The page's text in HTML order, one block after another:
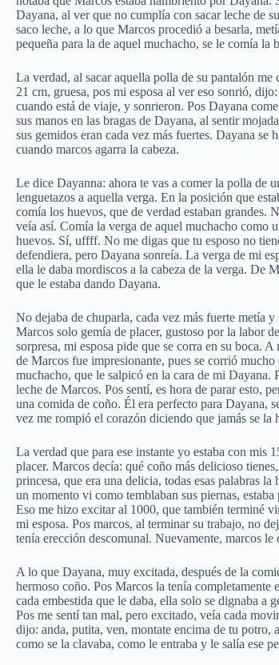
Dayana, al ver que no cumplía con sacar leche de
saco leche, a lo que Marcos procedió a besarla,
pequeña para la de aquel muchacho, se le comía la
La verdad, al sacar aquella polla de su pantalón
21 cm, gruesa, pos mi esposa al ver eso sonrió,
cuando está de viaje, y sonrieron. Pos Dayana
sus manos en las bragas de Dayana, al sentir
sus gemidos eran cada vez más fuertes. Dayana
cuando marcos agarra la cabeza.
Le dice Dayanna: ahora te vas a comer la polla de
lenguetazos a aquella verga. En la posición que
comía los huevos, que de verdad estaban grandes.
veía así. Comía la verga de aquel muchacho como
huevos. Sí, uffff. No me digas que tu esposo no
defendiera, pero Dayana sonreía. La verga de mi
ella le daba mordiscos a la cabeza de la verga. De
que le estaba dando Dayana.
No dejaba de chuparla, cada vez más fuerte metía
Marcos solo gemía de placer, gustoso por la labor
sorpresa, mi esposa pide que se corra en su boca.
de Marcos fue impresionante, pues se corrió
muchacho, que le salpicó en la cara de mi Dayana.
leche de Marcos. Pos sentí, es hora de parar esto,
una comida de coño. Él era perfecto para Dayana,
vez me rompió el corazón diciendo que jamás se la
La verdad que para ese instante yo estaba con mis
placer. Marcos decía: qué coño más delicioso
princesa, que era una delicia, todas esas palabras
un momento vi como temblaban sus piernas,
Eso me hizo excitar al 1000, que también terminé
mi esposa. Pos marcos, al terminar su trabajo, no
tenía erección descomunal. Nuevamente, marcos
A lo que Dayana, muy excitada, después de la
hermoso coño. Pos Marcos la tenía
cada embestida que le daba, ella solo se dignaba a
Pos me sentí tan mal, pero excitado, veía cada
dijo: anda, putita, ven, montate encima de tu potro,
como se la clavaba, como le entraba y le salía ese